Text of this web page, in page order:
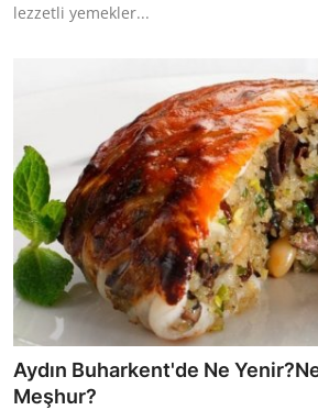
lezzetli yemekler...
Aydın Buharkent'de Ne
Meşhur?